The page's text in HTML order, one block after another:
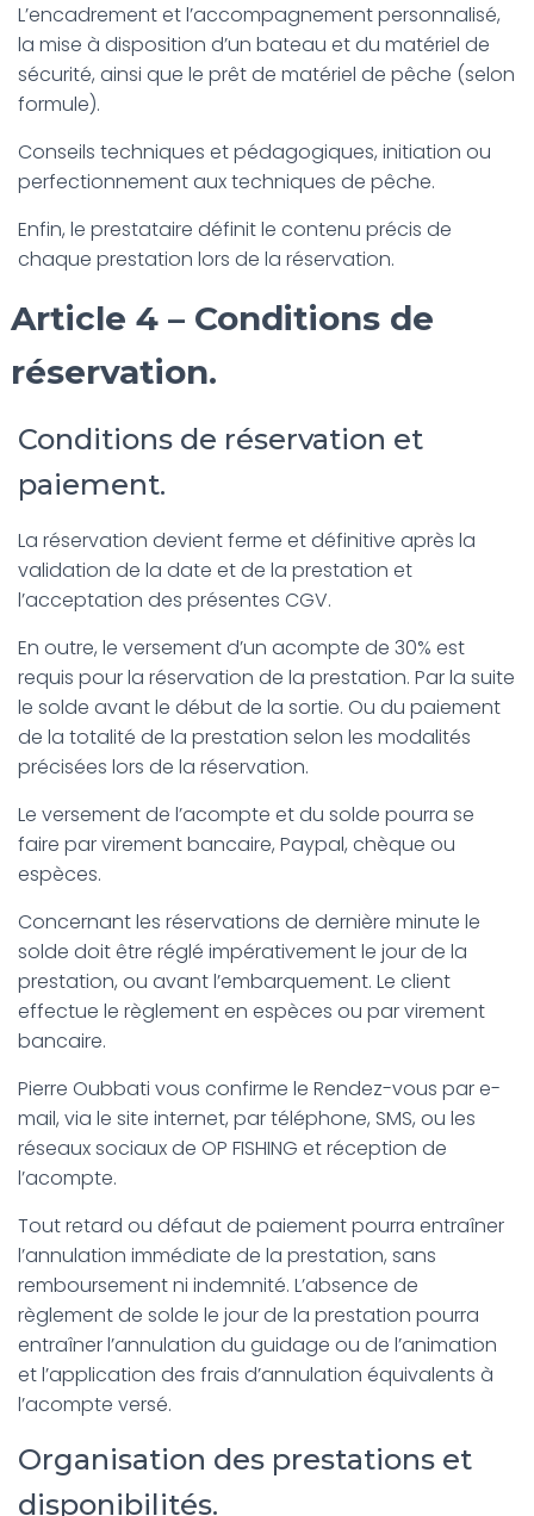
L’encadrement et l’accompagnement personnalisé,
la mise à disposition d’un bateau et du matériel de
sécurité, ainsi que le prêt de matériel de pêche (selon
formule).
Conseils techniques et pédagogiques, initiation ou
perfectionnement aux techniques de pêche.
Enfin, le prestataire définit le contenu précis de
chaque prestation lors de la réservation.
Article 4 – Conditions de
réservation.
Conditions de réservation et
paiement.
La réservation devient ferme et définitive après la
validation de la date et de la prestation et
l’acceptation des présentes CGV.
En outre, le versement d’un acompte de 30% est
requis pour la réservation de la prestation. Par la suite
le solde avant le début de la sortie. Ou du paiement
de la totalité de la prestation selon les modalités
précisées lors de la réservation.
Le versement de l’acompte et du solde pourra se
faire par virement bancaire, Paypal, chèque ou
espèces.
Concernant les réservations de dernière minute le
solde doit être réglé impérativement le jour de la
prestation, ou avant l’embarquement. Le client
effectue le règlement en espèces ou par virement
bancaire.
Pierre Oubbati vous confirme le Rendez-vous par e-
mail, via le site internet, par téléphone, SMS, ou les
réseaux sociaux de OP FISHING et réception de
l’acompte.
Tout retard ou défaut de paiement pourra entraîner
l’annulation immédiate de la prestation, sans
remboursement ni indemnité. L’absence de
règlement de solde le jour de la prestation pourra
entraîner l’annulation du guidage ou de l’animation
et l’application des frais d’annulation équivalents à
l’acompte versé.
Organisation des prestations et
disponibilités.